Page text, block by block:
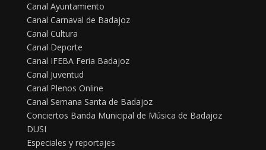
Canal Ayuntamiento
Canal Carnaval de Badajoz
Canal Cultura
Canal Deporte
Canal IFEBA Feria Badajoz
Canal Juventud
Canal Plenos Online
Canal Semana Santa de Badajoz
Conciertos Banda Municipal de Música de Badajoz
DUSI
Especiales y reportajes